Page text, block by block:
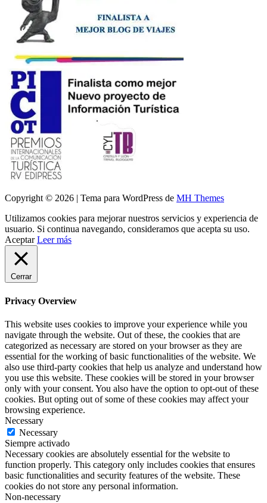
Copyright © 2026 | Tema para WordPress de MH Themes
Utilizamos cookies para mejorar nuestros servicios y experiencia de
usuario. Si continua navegando, consideramos que acepta su uso.
Aceptar Leer más
Cerrar
Privacy Overview
This website uses cookies to improve your experience while you
navigate through the website. Out of these, the cookies that are
categorized as necessary are stored on your browser as they are
essential for the working of basic functionalities of the website. We
also use third-party cookies that help us analyze and understand how
you use this website. These cookies will be stored in your browser
only with your consent. You also have the option to opt-out of these
cookies. But opting out of some of these cookies may affect your
browsing experience.
Necessary
Necessary
Siempre activado
Necessary cookies are absolutely essential for the website to
function properly. This category only includes cookies that ensures
basic functionalities and security features of the website. These
cookies do not store any personal information.
Non-necessary